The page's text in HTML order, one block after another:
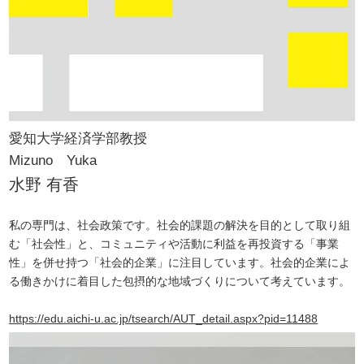
愛知大学経済学部教授
Mizuno Yuka
水野 有香
私の専門は、社会政策です。社会的課題の解決を目的として取り組
む「社会性」と、コミュニティや活動に利益を再投資する「事業
性」を併せ持つ「社会的企業」に注目しています。社会的企業によ
る働きかけに着目した包摂的な地域づくりについて考えています。
https://edu.aichi-u.ac.jp/tsearch/AUT_detail.aspx?pid=11488